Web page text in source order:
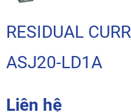
RESIDUAL
ASJ20-LD1A
Liên hệ